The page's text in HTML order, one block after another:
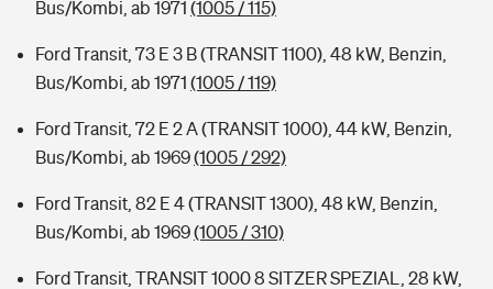
Bus/Kombi, ab 1971 (1005 / 115)
Ford Transit, 73 E 3 B (TRANSIT 1100), 48 kW, Benzin,
Bus/Kombi, ab 1971 (1005 / 119)
Ford Transit, 72 E 2 A (TRANSIT 1000), 44 kW, Benzin,
Bus/Kombi, ab 1969(1005 / 292)
Ford Transit, 82 E 4 (TRANSIT 1300), 48 kW, Benzin,
Bus/Kombi, ab 1969(1005 / 310)
Ford Transit, TRANSIT 1000 8 SITZER SPEZIAL, 28 kW,